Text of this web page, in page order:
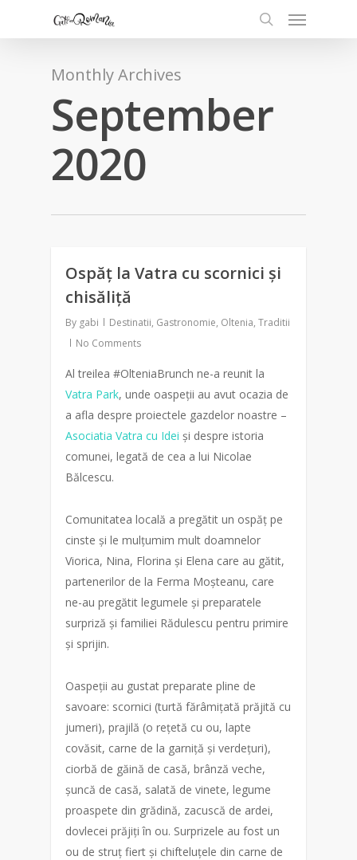
Monthly Archives
September
2020
Ospăț la Vatra cu scornici și
chisăliță
By gabi Destinatii, Gastronomie, Oltenia, Traditii
No Comments
Al treilea #OlteniaBrunch ne-a reunit la
Vatra Park, unde oaspeții au avut ocazia de
a afla despre proiectele gazdelor noastre –
Asociatia Vatra cu Idei și despre istoria
comunei, legată de cea a lui Nicolae
Bălcescu.
Comunitatea locală a pregătit un ospăț pe
cinste și le mulțumim mult doamnelor
Viorica, Nina, Florina și Elena care au gătit,
partenerilor de la Ferma Moșteanu, care
ne-au pregătit legumele și preparatele
surpriză și familiei Rădulescu pentru primire
și sprijin.
Oaspeții au gustat preparate pline de
savoare: scornici (turtă fărâmițată prăjită cu
jumeri), prajilă (o rețetă cu ou, lapte
covăsit, carne de la garniță și verdețuri),
ciorbă de găină de casă, brânză veche,
șuncă de casă, salată de vinete, legume
proaspete din grădină, zacuscă de ardei,
dovlecei prăjiți în ou. Surprizele au fost un
ou de struț fiert și chifteluțele din carne de
0